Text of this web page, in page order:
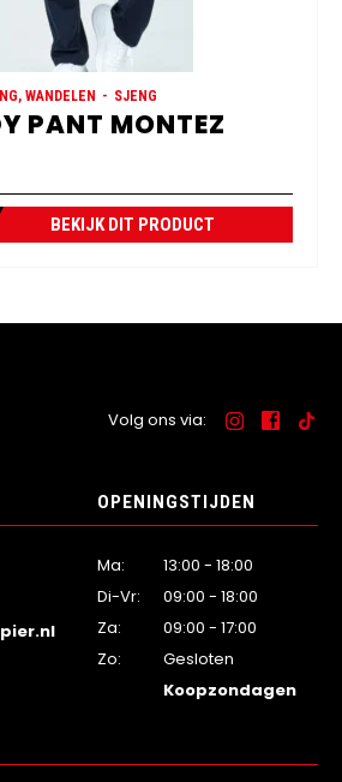
WANDELEN SJENG
PANT MONTEZ
BEKIJK DIT PRODUCT
Volg ons via:
OPENINGSTIJDEN
Ma:
13:00 - 18:00
Di-Vr:
09:00 - 18:00
Za:
09:00 - 17:00
Zo:
Gesloten
Koopzondagen